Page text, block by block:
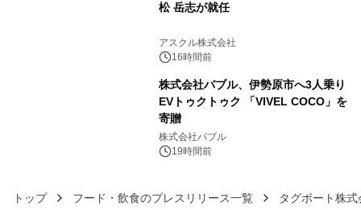
松 岳志が就任
アスクル株式会社
16時間前
株式会社バブル、伊勢原市へ3人乗り
EVトゥクトゥク 「VIVEL COCO」を
寄贈
株式会社バブル
19時間前
トップ フード・飲食のプレスリリース一覧 タグボート株式